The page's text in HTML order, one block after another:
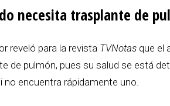
necesita trasplante de
reveló para la revista TVNotas que el
de pulmón, pues su salud se está
no encuentra rápidamente uno.